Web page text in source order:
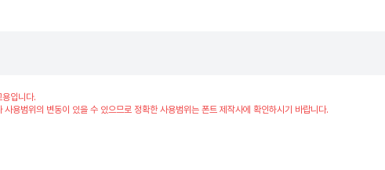
입니다.
사용범위의 변동이 있을 수 있으므로 정확한 사용범위는 폰트 제작사에 확인하시기 바랍니다.